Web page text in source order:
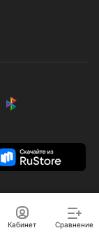
Кабинет Сравнение